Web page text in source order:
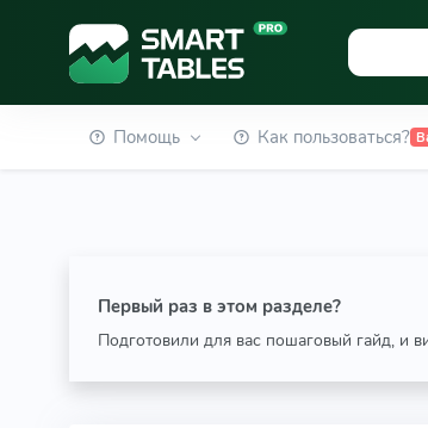
Помощь Как пользоваться?
Первый раз в этом разделе?
Подготовили для вас пошаговый гайд, и